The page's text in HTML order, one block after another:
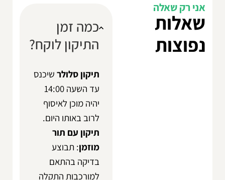
אני רק שאלה
שאלות
נפוצות
כמה זמן
התיקון לוקח?
תיקון סלולר שיכנס
עד השעה 14:00
יהיה מוכן לאיסוף
לרוב באותו היום.
תיקון עם תור
מוזמן: תבוצע
בדיקה בהתאם
למורכבות התקלה